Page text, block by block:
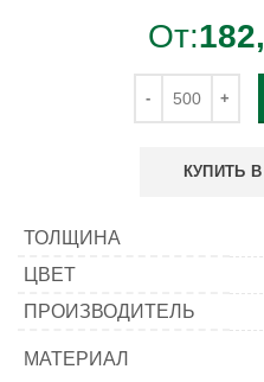
От:
КУПИТЬ
ТОЛЩИНА
ЦВЕТ
ПРОИЗВОДИТЕЛЬ
МАТЕРИАЛ